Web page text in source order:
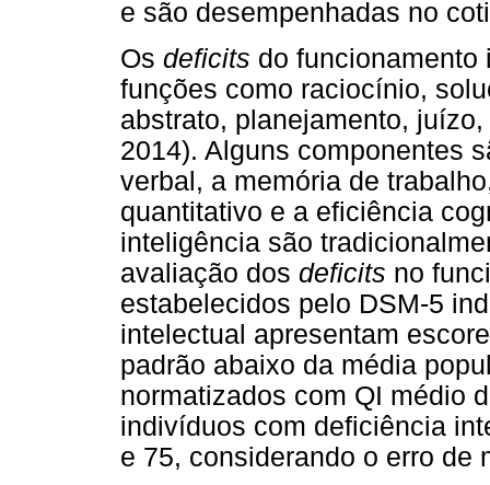
e são desempenhadas no
Os deficits do
funções como raciocínio,
abstrato, planejamento,
2014). Alguns componentes
verbal, a memória de
quantitativo e a eficiência
inteligência são
avaliação dos deficits no
estabelecidos pelo DSM-5
intelectual apresentam
padrão abaixo da média
normatizados com QI médio
indivíduos com deficiência
e 75, considerando o erro de